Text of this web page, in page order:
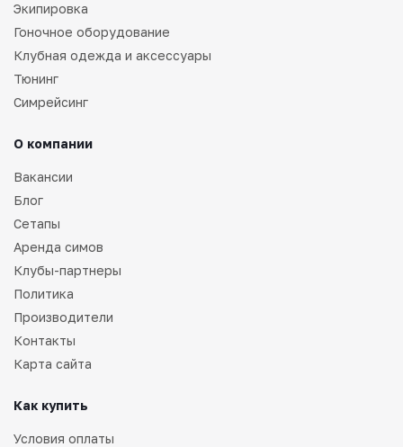
Экипировка
Гоночное оборудование
Клубная одежда и аксессуары
Тюнинг
Симрейсинг
О компании
Вакансии
Блог
Сетапы
Аренда симов
Клубы-партнеры
Политика
Производители
Контакты
Карта сайта
Как купить
Условия оплаты